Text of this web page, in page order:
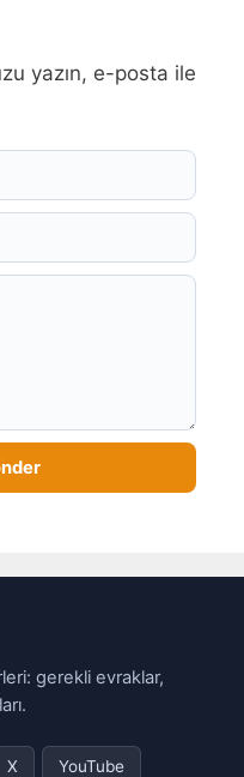
yazın, e-posta ile
gerekli evraklar,
X YouTube